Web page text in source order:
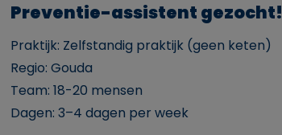
Preventie-assistent gezocht!
Praktijk: Zelfstandig praktijk (geen keten)
Regio: Gouda
Team: 18-20 mensen
Dagen: 3–4 dagen per week